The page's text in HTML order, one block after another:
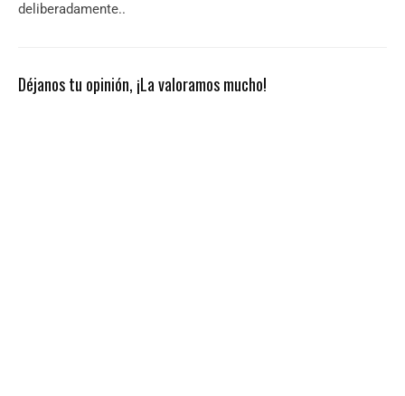
deliberadamente..
Déjanos tu opinión, ¡La valoramos mucho!